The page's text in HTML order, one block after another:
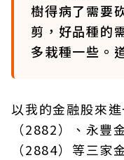
樹得病了需要
剪，好品種的
多栽種一些。
以我的金融股來
（2882）、永豐
（2884）等三家